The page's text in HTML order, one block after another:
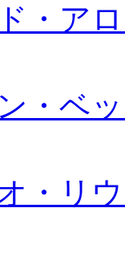
・ア
・ベ
・リ